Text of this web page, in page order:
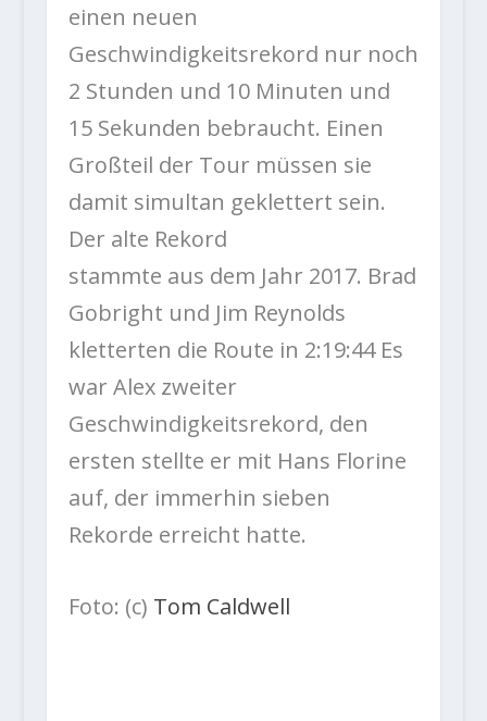
einen neuen
Geschwindigkeitsrekord nur noch
2 Stunden und 10 Minuten und
15 Sekunden bebraucht. Einen
Großteil der Tour müssen sie
damit simultan geklettert sein.
Der alte Rekord
stammte aus dem Jahr 2017. Brad
Gobright und Jim Reynolds
kletterten die Route in 2:19:44 Es
war Alex zweiter
Geschwindigkeitsrekord, den
ersten stellte er mit Hans Florine
auf, der immerhin sieben
Rekorde erreicht hatte.
Foto: (c) Tom Caldwell